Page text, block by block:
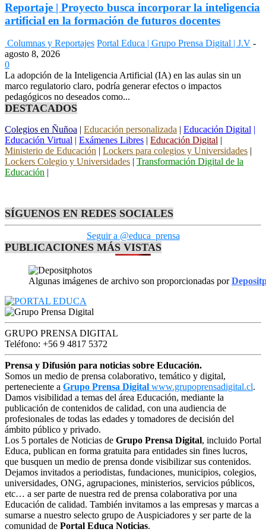
Reportaje | Proyecto busca incorporar la inteligencia
artificial en la formación de futuros docentes
Columnas y Reportajes Portal Educa | Grupo Prensa Digital | J.V -
agosto 8, 2026
0
La adopción de la Inteligencia Artificial (IA) en las aulas sin un
marco regulatorio claro, podría generar efectos o impactos
pedagógicos no deseados como...
DESTACADOS
Colegios en Ñuñoa | Educación personalizada | Educación Digital |
Educación Virtual | Exámenes Libres | Educación Digital |
Ministerio de Educación | Lockers para colegios y Universidades |
Lockers Colegio y Universidades | Transformación Digital de la
Educación |
SÍGUENOS EN REDES SOCIALES
Seguir a @educa_prensa
PUBLICACIONES MÁS VISTAS
Algunas imágenes de archivo son proporcionadas por
GRUPO PRENSA DIGITAL
Teléfono: +56 9 4817 5372
Prensa y Difusión para noticias sobre Educación.
Somos un medio de prensa colaborativo, temático y digital,
perteneciente a Grupo Prensa Digital www.grupoprensadigital.cl.
Damos visibilidad a temas del área Educación, mediante la
publicación de contenidos de calidad, con una audiencia de
profesionales de todas las edades y tomadores de decisión del
ámbito público y privado.
Los 5 portales de Noticias de Grupo Prensa Digital, incluido Portal
Educa, publican en forma gratuita para entidades sin fines lucros,
que busquen un medio de prensa donde visibilizar sus contenidos.
Dejamos invitados a periodistas, fundaciones, municipios, colegios,
universidades, ONG, agrupaciones, ministerios, servicios públicos,
etc… a ser parte de nuestra red de prensa colaborativa por una
Educación de calidad. También invitamos a las empresas y marcas a
sumarse a nuestro selecto grupo de Auspiciadores y ser parte de la
comunidad de Portal Educa Noticias.